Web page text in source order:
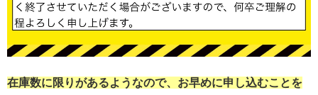
在庫数に限りがあるようなので、お早めに申し込むことを